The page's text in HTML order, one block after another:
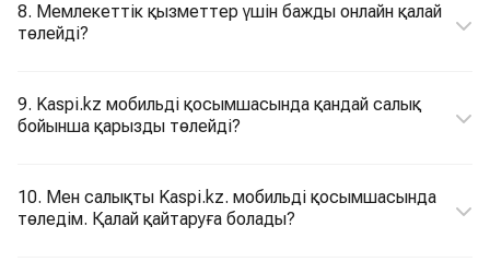
8. Мемлекеттік қызметтер үшін бажды онлайн қалай
төлейді?
9. Kaspi.kz мобильді қосымшасында қандай салық
бойынша қарызды төлейді?
10. Мен салықты Kaspi.kz. мобильді қосымшасында
төледім. Қалай қайтаруға болады?